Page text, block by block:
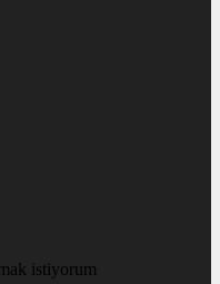
istiyorum